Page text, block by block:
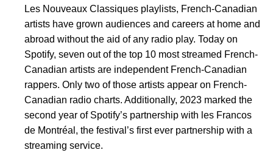
Les Nouveaux Classiques playlists, French-Canadian
artists have grown audiences and careers at home and
abroad without the aid of any radio play. Today on
Spotify, seven out of the top 10 most streamed French-
Canadian artists are independent French-Canadian
rappers. Only two of those artists appear on French-
Canadian radio charts. Additionally, 2023 marked the
second year of Spotify’s partnership with les Francos
de Montréal, the festival’s first ever partnership with a
streaming service.